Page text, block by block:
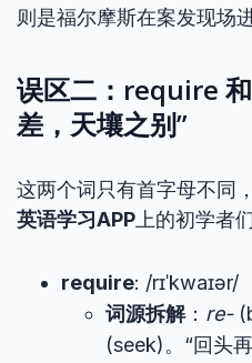
则是福尔摩斯在案发现场
误区二：require
差，天壤之别”
这两个词只有首字母不同
英语学习APP 上的初学者
require: /rɪˈkwaɪər/
词源拆解： re-
(seek)。“回头